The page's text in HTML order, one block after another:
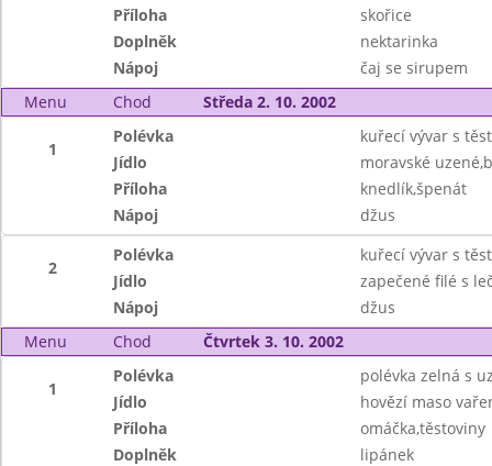
Příloha
skořice
Doplněk
nektarinka
Nápoj
čaj se sirupem
Menu
Chod Středa 2. 10. 2002
1
Polévka
kuřecí vývar s
Jídlo
moravské
Příloha
knedlík,špenát
Nápoj
džus
2
Polévka
kuřecí vývar s
Jídlo
zapečené filé s
Nápoj
džus
Menu
Chod Čtvrtek 3. 10. 2002
1
Polévka
polévka zelná s
Jídlo
hovězí maso
Příloha
omáčka,těstoviny
Doplněk
lipánek